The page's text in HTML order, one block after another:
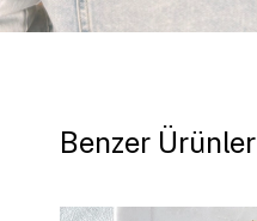
Benzer Ürünler